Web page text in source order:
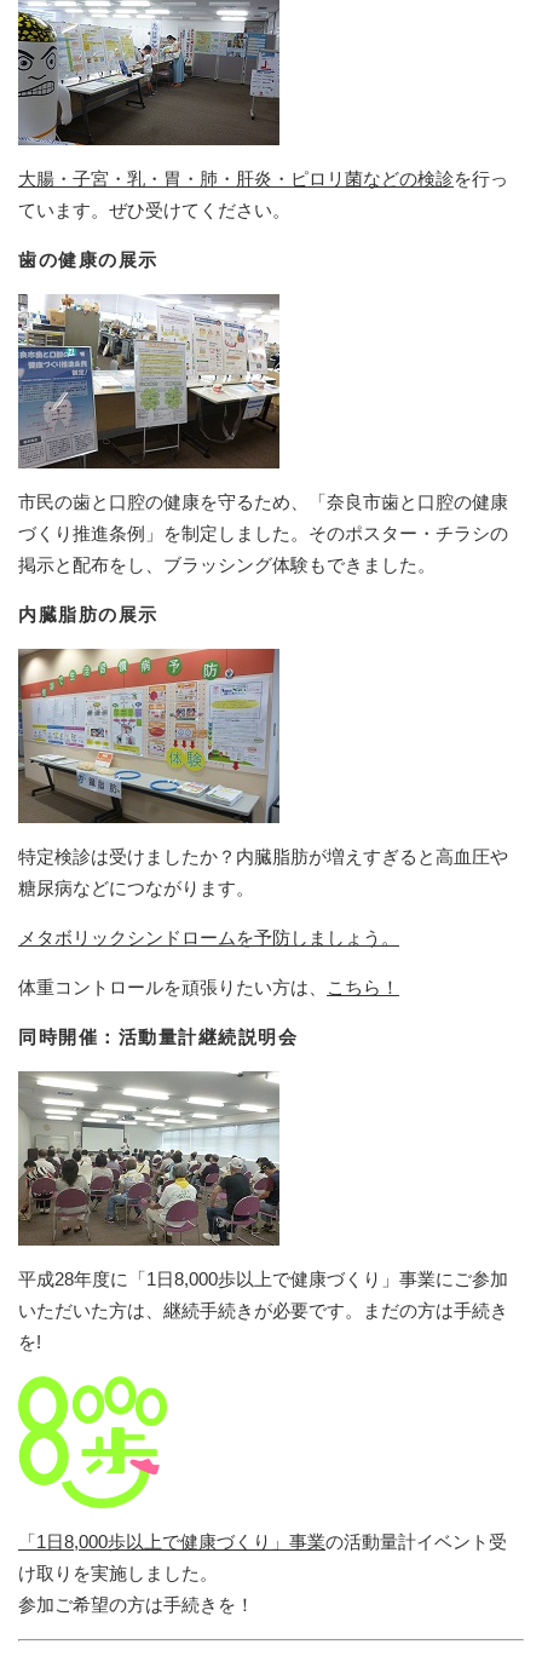
大腸・子宮・乳・胃・肺・肝炎・ピロリ菌などの検診を行っ
ています。ぜひ受けてください。
歯の健康の展示
市民の歯と口腔の健康を守るため、「奈良市歯と口腔の健康
づくり推進条例」を制定しました。そのポスター・チラシの
掲示と配布をし、ブラッシング体験もできました。
内臓脂肪の展示
特定検診は受けましたか？内臓脂肪が増えすぎると高血圧や
糖尿病などにつながります。
メタボリックシンドロームを予防しましょう。
体重コントロールを頑張りたい方は、 こちら！
同時開催：活動量計継続説明会
平成28年度に「1日8,000歩以上で健康づくり」事業にご参加
いただいた方は、継続手続きが必要です。まだの方は手続き
を!
「1日8,000歩以上で健康づくり」事業の活動量計イベント受
け取りを実施しました。
参加ご希望の方は手続きを！